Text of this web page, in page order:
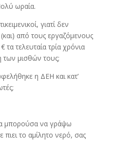
ωραία.
γιατί δεν
από τους εργαζόμενους
τα τελευταία τρία χρόνια
των μισθών τους;
η ΔΕΗ και κατ’
μπορούσα να γράψω
πιει το αμίλητο νερό, σας